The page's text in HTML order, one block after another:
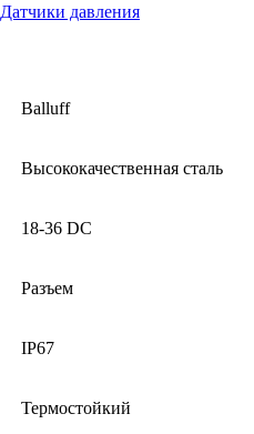
Датчики давления
Balluff
Высококачественная сталь
18-36 DC
Разъем
IP67
Термостойкий